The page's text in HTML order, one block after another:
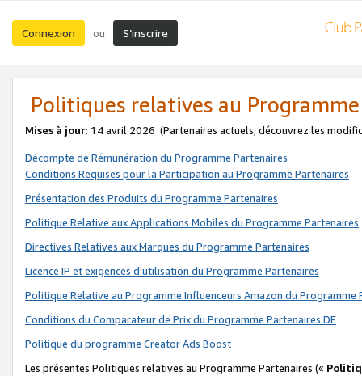
Connexion ou S’inscrire
Politiques relatives au
Mises à jour: 14 avril 2026 (Partenaires actuels, découvrez les
Décompte de Rémunération du Programme Partenaires
Conditions Requises pour la Participation au Programme Partenaires
Présentation des Produits du Programme Partenaires
Politique Relative aux Applications Mobiles du Programme Partenaires
Directives Relatives aux Marques du Programme Partenaires
Licence IP et exigences d'utilisation du Programme Partenaires
Politique Relative au Programme Influenceurs Amazon du Programme
Conditions du Comparateur de Prix du Programme Partenaires DE
Politique du programme Creator Ads Boost
Les présentes Politiques relatives au Programme Partenaires («